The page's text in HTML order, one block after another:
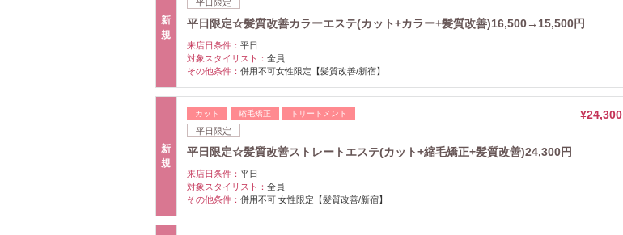
新
規
平日限定
平日限定☆髪質改善カラーエステ(カット+カラー+髪質改善)16,500→15,500円
来店日条件： 平日
対象スタイリスト： 全員
その他条件： 併用不可女性限定【髪質改善/新宿】
新
規
カット 縮毛矯正 トリートメント
平日限定
¥24,300
平日限定☆髪質改善ストレートエステ(カット+縮毛矯正+髪質改善)24,300円
来店日条件： 平日
対象スタイリスト： 全員
その他条件： 併用不可 女性限定【髪質改善/新宿】